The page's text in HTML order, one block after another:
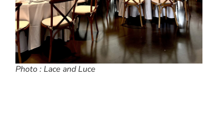
Photo : Lace and Luce